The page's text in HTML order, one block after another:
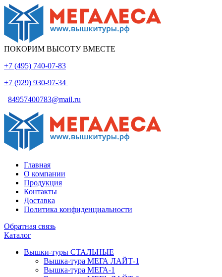
ПОКОРИМ ВЫСОТУ ВМЕСТЕ
+7 (495) 740-07-83
+7 (929) 930-97-34
84957400783@mail.ru
Главная
О компании
Продукция
Контакты
Доставка
Политика конфиденциальности
Обратная связь
Каталог
Вышки-туры СТАЛЬНЫЕ
Вышка-тура МЕГА ЛАЙТ-1
Вышка-тура МЕГА-1